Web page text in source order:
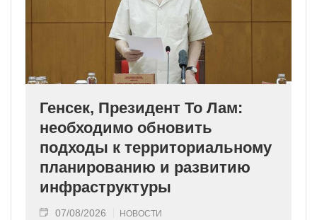
Генсек, Президент То Лам:
необходимо обновить
подходы к территориальному
планированию и развитию
инфраструктуры
07/08/2026 НОВОСТИ